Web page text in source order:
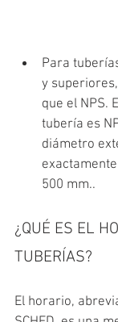
Para
y
que el NPS.
tubería es
diámetro
500 mm..
¿QUÉ ES EL
TUBERÍAS?
El horario,